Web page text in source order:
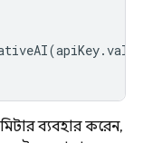
(apiKey.value
ব্যবহার করেন,